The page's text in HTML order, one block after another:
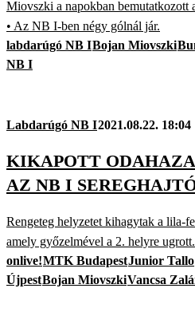
Miovszki a napokban bemutatkozott
• Az NB I-ben négy gólnál jár.
labdarúgó NB IBojan Miovszki
NB I
Labdarúgó NB I2021.08.22. 18:04
KIKAPOTT ODAHAZA
AZ NB I
Rengeteg helyzetet kihagytak a lila-
amely győzelmével a 2. helyre ugrott.
onlive!MTK BudapestJunior Tallo
ÚjpestBojan MiovszkiVancsa